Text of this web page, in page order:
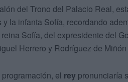
del Trono del Palacio Real,
la infanta Sofía, recordando
Sofía, del expresidente del
Herrero y Rodríguez de
el rey pronunciaría